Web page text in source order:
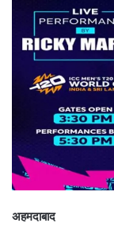
अहमदाबाद